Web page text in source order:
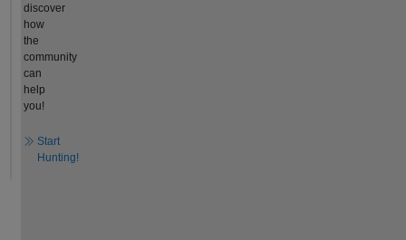
discover
how
the
community
can
help
you!
Start
Hunting!